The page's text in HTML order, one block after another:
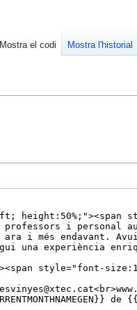
Mostra el codi Mostra l'historial